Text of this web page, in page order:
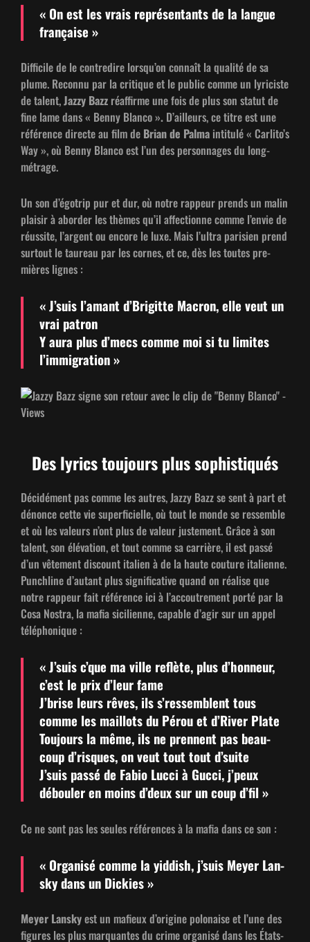
« On est les vrais représen­tants de la langue
française »
Dif­fi­cile de le con­tredire lorsqu’on con­naît la qual­ité de sa
plume. Recon­nu par la cri­tique et le pub­lic comme un lyri­ciste
de tal­ent,Jazzy Bazz réaf­firme une fois de plus son statut de
fine lame dans « Ben­ny Blan­co ». D’ailleurs, ce titre est une
référence directe au film de Bri­an de Pal­ma inti­t­ulé « Carlito’s
Way », où Ben­ny Blan­co est l’un des per­son­nages du long-
métrage.
Un son d’é­gotrip pur et dur, où notre rappeur prends un malin
plaisir à abor­der les thèmes qu’il affec­tionne comme l’en­vie de
réus­site, l’ar­gent ou encore le luxe. Mais l’ul­tra parisien prend
surtout le tau­reau par les cornes, et ce, dès les toutes pre­
mières lignes :
« J’su­is l’a­mant d’B­rigitte Macron, elle veut un
vrai patron
Y aura plus d’mecs comme moi si tu lim­ites
l’immigration »
Des lyrics toujours plus sophistiqués
Décidé­ment pas comme les autres, Jazzy Bazz se sent à part et
dénonce cette vie super­fi­cielle, où tout le monde se ressem­ble
et où les valeurs n’ont plus de valeur juste­ment. Grâce à son
tal­ent, son élé­va­tion, et tout comme sa car­rière, il est passé
d’un vête­ment dis­count ital­ien à de la haute cou­ture ital­i­enne.
Punch­line d’au­tant plus sig­ni­fica­tive quand on réalise que
notre rappeur fait référence ici à l’ac­cou­trement porté par la
Cosa Nos­tra, la mafia sicili­enne, capa­ble d’agir sur un appel
téléphonique :
« J’su­is c’que ma ville reflète, plus d’hon­neur,
c’est le prix d’leur fame
J’brise leurs rêves, ils s’ressem­blent tous
comme les mail­lots du Pérou et d’Riv­er Plate
Tou­jours la même, ils ne pren­nent pas beau­
coup d’risques, on veut tout tout d’suite
J’su­is passé de Fabio Luc­ci à Guc­ci, j’peux
débouler en moins d’deux sur un coup d’fil »
Ce ne sont pas les seules références à la mafia dans ce son :
« Organ­isé comme la yid­dish, j’su­is Mey­er Lan­
sky dans un Dickies »
Mey­er Lan­skyest un mafieux d’origine polon­aise et l’une des
fig­ures les plus mar­quantes du crime organ­isé dans les États-